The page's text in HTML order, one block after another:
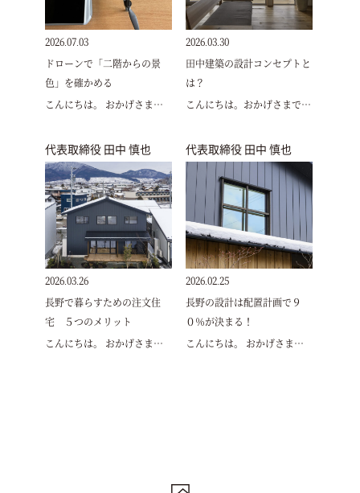
2026.07.03
ドローンで「二階からの景
色」を確かめる
こんにちは。 おかげさま…
2026.03.30
田中建築の設計コンセプトと
は？
こんにちは。おかげさまで…
代表取締役 田中 慎也
2026.03.26
長野で暮らすための注文住
宅 ５つのメリット
こんにちは。 おかげさま…
代表取締役 田中 慎也
2026.02.25
長野の設計は配置計画で９
０％が決まる！
こんにちは。 おかげさま…